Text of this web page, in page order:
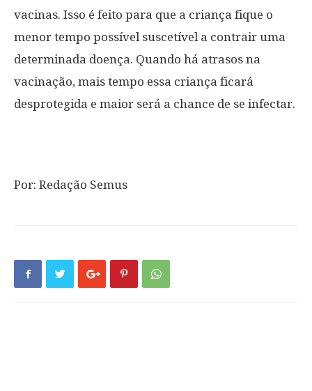
vacinas. Isso é feito para que a criança fique o
menor tempo possível suscetível a contrair uma
determinada doença. Quando há atrasos na
vacinação, mais tempo essa criança ficará
desprotegida e maior será a chance de se infectar.
Por: Redação Semus